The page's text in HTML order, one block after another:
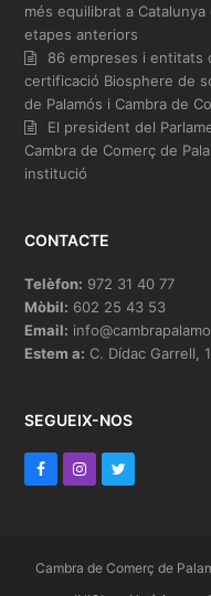
més equilibrat a
etapes anteriors
86 empreses i entitats
certificació Biosphere de
de Palamós i Cambra de
El president del
Cambra de Comerç de
institució
CONTACTE
Telèfon: 972 31 40 77
Mòbil: 602 25 43 53
Email:
Estem a: C. Dídac Garrell,
SEGUEIX-NOS
e
t
t
Cambra de Comerç de